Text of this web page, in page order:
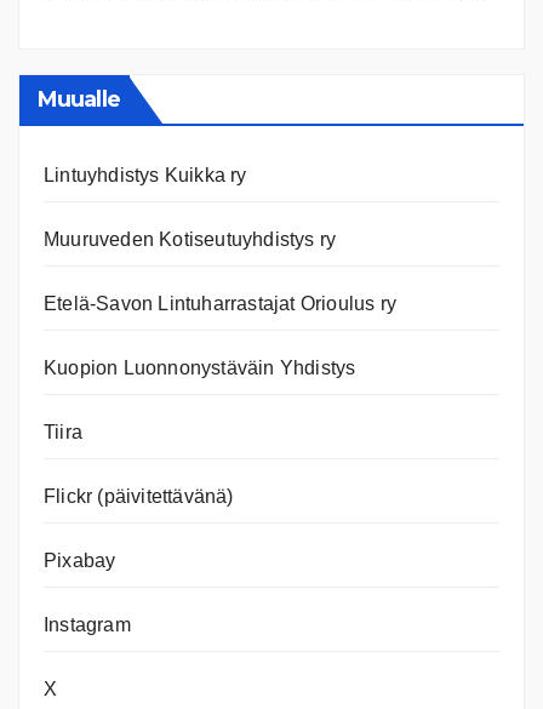
Muualle
Lintuyhdistys Kuikka ry
Muuruveden Kotiseutuyhdistys ry
Etelä-Savon Lintuharrastajat Orioulus ry
Kuopion Luonnonystäväin Yhdistys
Tiira
Flickr (päivitettävänä)
Pixabay
Instagram
X